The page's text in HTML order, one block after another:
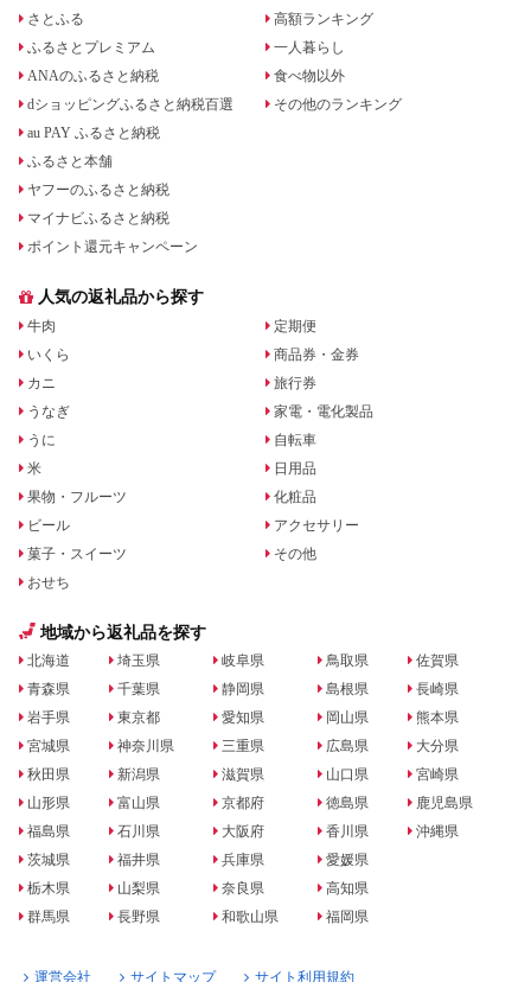
さとふる
ふるさとプレミアム
ANAのふるさと納税
dショッピングふるさと納税百選
au PAY ふるさと納税
ふるさと本舗
ヤフーのふるさと納税
マイナビふるさと納税
ポイント還元キャンペーン
高額ランキング
一人暮らし
食べ物以外
その他のランキング
人気の返礼品から探す
牛肉
いくら
カニ
うなぎ
うに
米
果物・フルーツ
ビール
菓子・スイーツ
おせち
定期便
商品券・金券
旅行券
家電・電化製品
自転車
日用品
化粧品
アクセサリー
その他
地域から返礼品を探す
北海道
青森県
岩手県
宮城県
秋田県
山形県
福島県
茨城県
栃木県
群馬県
埼玉県
千葉県
東京都
神奈川県
新潟県
富山県
石川県
福井県
山梨県
長野県
岐阜県
静岡県
愛知県
三重県
滋賀県
京都府
大阪府
兵庫県
奈良県
和歌山県
鳥取県
島根県
岡山県
広島県
山口県
徳島県
香川県
愛媛県
高知県
福岡県
佐賀県
長崎県
熊本県
大分県
宮崎県
鹿児島県
沖縄県
運営会社 サイトマップ サイト利用規約